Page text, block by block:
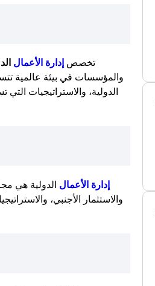
تخصص إدارة الأعمال
والمؤسسات في بيئة عالمية
الدولية، والاستراتيجيات
إدارة الأعمال الدولية هي
والاستثمار الأجنبي،